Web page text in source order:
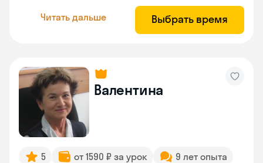
Читать дальше Выбрать время
Валентина
5 от 1590 ₽ за урок
9 лет опыта